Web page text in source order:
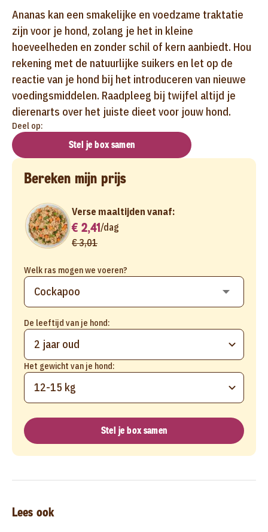
Ananas kan een smakelijke en voedzame traktatie
zijn voor je hond, zolang je het in kleine
hoeveelheden en zonder schil of kern aanbiedt. Hou
rekening met de natuurlijke suikers en let op de
reactie van je hond bij het introduceren van nieuwe
voedingsmiddelen. Raadpleeg bij twijfel altijd je
dierenarts over het juiste dieet voor jouw hond.
Deel op:
Stel je box samen
Bereken mijn prijs
Welk ras mogen we voeren?
De leeftijd van je hond:
2 jaar oud
Het gewicht van je hond:
12-15 kg
Verse maaltijden vanaf:
€ 2,41/dag
€ 3,01
Stel je box samen
Lees ook